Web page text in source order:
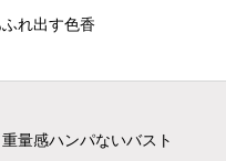
れ出す色香
量感ハンパないバスト